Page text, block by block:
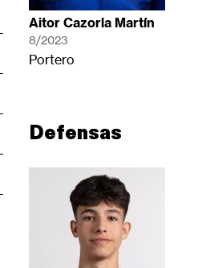
Aitor Cazorla Martín
8/2023
Portero
Defensas